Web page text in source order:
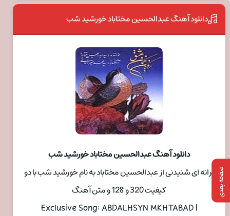
دانلود آهنگ عبدالحسین مختاباد خورشید شب
دانلود آهنگ عبدالحسین مختاباد خورشید شب
ترانه ای شنیدنی از عبدالحسین مختاباد به نام خورشید شب با دو
کیفیت 320 و 128 و متن آهنگ
Exclusive Song: ABDALHSYN MKHTABAD |
صفحه بعدی